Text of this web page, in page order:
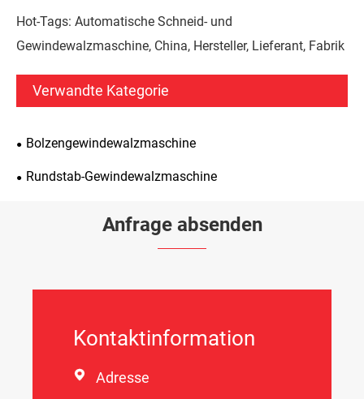
Hot-Tags: Automatische Schneid- und
Gewindewalzmaschine, China, Hersteller, Lieferant, Fabrik
Verwandte Kategorie
Bolzengewindewalzmaschine
Rundstab-Gewindewalzmaschine
Anfrage absenden
Kontaktinformation
 Adresse